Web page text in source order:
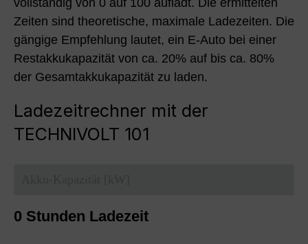
vollständig von 0 auf 100 auflädt. Die ermittelten
Zeiten sind theoretische, maximale Ladezeiten. Die
gängige Empfehlung lautet, ein E-Auto bei einer
Restakkukapazität von ca. 20% auf bis ca. 80%
der Gesamtakkukapazität zu laden.
Ladezeitrechner mit der
TECHNIVOLT 101
0 Stunden Ladezeit